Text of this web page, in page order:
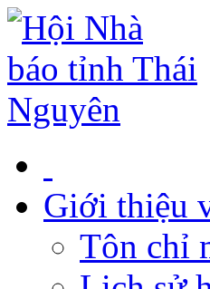
Giới thiệu
Tôn chỉ